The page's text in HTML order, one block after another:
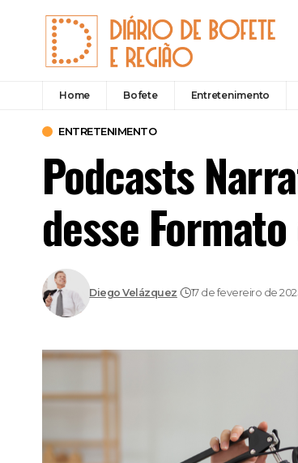
Home Bofete Entretenimento
ENTRETENIMENTO
Podcasts
desse
Diego Velázquez 17 de fevereiro de